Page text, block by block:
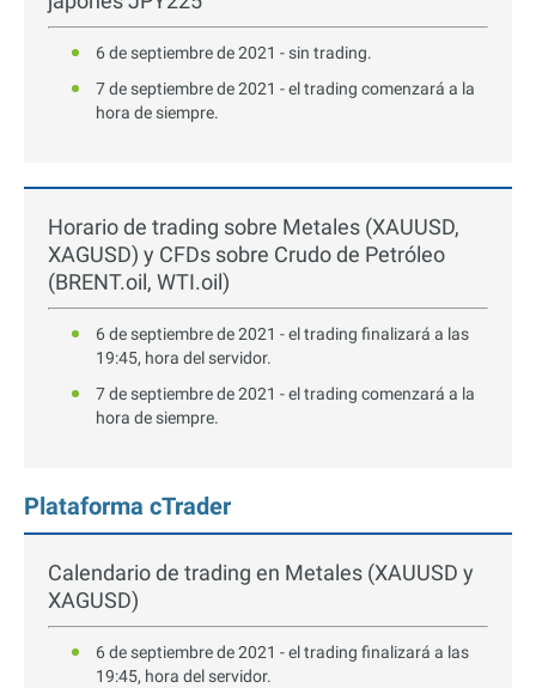
6 de septiembre de 2021 - sin trading.
7 de septiembre de 2021 - el trading comenzará a la
hora de siempre.
Horario de trading sobre Metales (XAUUSD,
XAGUSD) y CFDs sobre Crudo de Petróleo
(BRENT.oil, WTI.oil)
6 de septiembre de 2021 - el trading finalizará a las
19:45, hora del servidor.
7 de septiembre de 2021 - el trading comenzará a la
hora de siempre.
Plataforma cTrader
Calendario de trading en Metales (XAUUSD y
XAGUSD)
6 de septiembre de 2021 - el trading finalizará a las
19:45, hora del servidor.